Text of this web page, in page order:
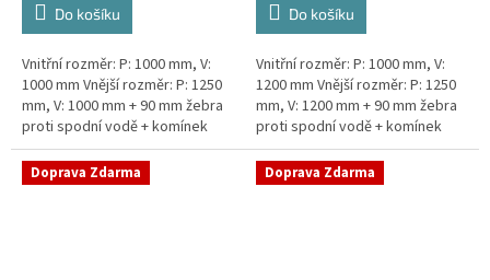
Do košíku
Vnitřní rozměr: P: 1000 mm, V:
1000 mm Vnější rozměr: P: 1250
mm, V: 1000 mm + 90 mm žebra
proti spodní vodě + komínek
Dvouplášťová vodoměrná šachta
- vhodná do míst...
Do košíku
Vnitřní rozměr: P: 1000 mm, V:
1200 mm Vnější rozměr: P: 1250
mm, V: 1200 mm + 90 mm žebra
proti spodní vodě + komínek
Dvouplášťová vodoměrná šachta
- vhodná do míst...
Doprava Zdarma Doprava Zdarma